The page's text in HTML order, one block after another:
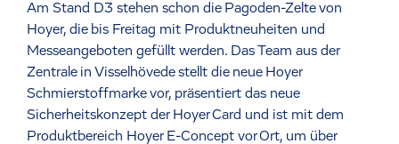
Am Stand D3 stehen schon die Pagoden-Zelte von
Hoyer, die bis Freitag mit Produktneuheiten und
Messeangeboten gefüllt werden. Das Team aus der
Zentrale in Visselhövede stellt die neue Hoyer
Schmierstoffmarke vor, präsentiert das neue
Sicherheitskonzept der Hoyer Card und ist mit dem
Produktbereich Hoyer E-Concept vor Ort, um über